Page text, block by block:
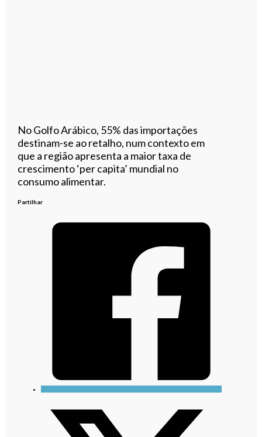
No Golfo Arábico, 55% das importações
destinam-se ao retalho, num contexto em
que a região apresenta a maior taxa de
crescimento ‘per capita’ mundial no
consumo alimentar.
Partilhar